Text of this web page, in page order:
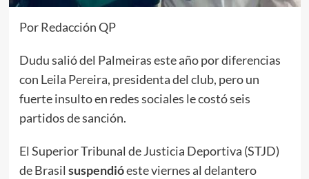
Por Redacción QP
Dudu salió del Palmeiras este año por diferencias
con Leila Pereira, presidenta del club, pero un
fuerte insulto en redes sociales le costó seis
partidos de sanción.
El Superior Tribunal de Justicia Deportiva (STJD)
de Brasil suspendióeste viernes al delantero